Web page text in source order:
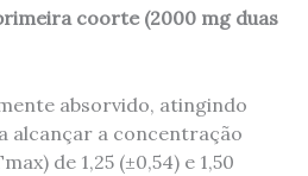
coorte (2000 mg duas
absorvido, atingindo
alcançar a concentração
de 1,25 (±0,54) e 1,50